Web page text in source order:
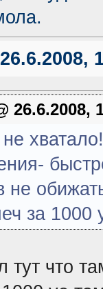
26.6.2008,
не
не
за 1000
тут что